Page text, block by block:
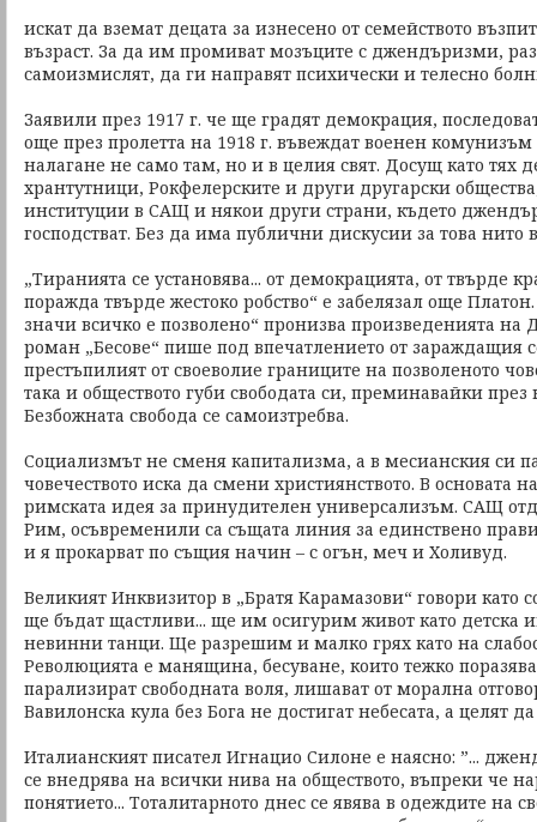
искат да вземат децата за изнесено от семейството
възраст. За да им промиват мозъците с джендъризми,
самоизмислят, да ги направят психически и телесно
Заявили през 1917 г. че ще градят демокрация,
още през пролетта на 1918 г. въвеждат военен комунизъм
налагане не само там, но и в целия свят. Досущ като тях
хрантутници, Рокфелерските и други другарски
институции в САЩ и някои други страни, където
господстват. Без да има публични дискусии за това нито
„Тиранията се установява... от демокрацията, от твърде
поражда твърде жестоко робство“ е забелязал още
значи всичко е позволено“ пронизва произведенията на
роман „Бесове“ пише под впечатлението от зараждащия
престъпилият от своеволие границите на позволеното
така и обществото губи свободата си, преминавайки през
Безбожната свобода се самоизтребва.
Социализмът не сменя капитализма, а в месианския си
човечеството иска да смени християнството. В основата
римската идея за принудителен универсализъм. САЩ
Рим, осъвременили са същата линия за единствено
и я прокарват по същия начин – с огън, меч и Холивуд.
Великият Инквизитор в „Братя Карамазови“ говори като
ще бъдат щастливи... ще им осигурим живот като детска
невинни танци. Ще разрешим и малко грях като на
Революцията е манящина, бесуване, които тежко
парализират свободната воля, лишават от морална
Вавилонска кула без Бога не достигат небесата, а целят
Италианският писател Игнацио Силоне е наясно: ”...
се внедрява на всички нива на обществото, въпреки че
понятието... Тоталитарното днес се явява в одеждите на